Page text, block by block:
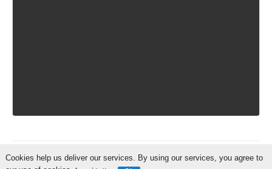
IschiaReporter.it - Curato daPietro Coppa
Cookies help us deliver our services. By using our services, you agree to